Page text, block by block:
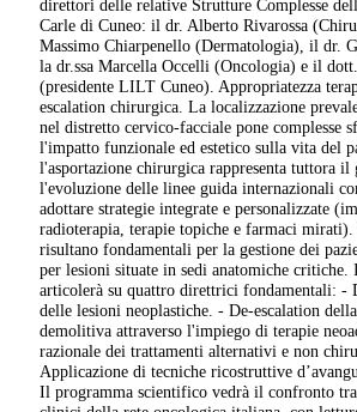
direttori delle relative Strutture Complesse
Carle di Cuneo: il dr. Alberto Rivarossa
Massimo Chiarpenello (Dermatologia), il dr.
la dr.ssa Marcella Occelli (Oncologia) e il
(presidente LILT Cuneo). Appropriatezza
escalation chirurgica. La localizzazione
nel distretto cervico-facciale pone complesse
l'impatto funzionale ed estetico sulla vita del
l'asportazione chirurgica rappresenta tuttora il
l'evoluzione delle linee guida internazionali
adottare strategie integrate e personalizzate
radioterapia, terapie topiche e farmaci
risultano fondamentali per la gestione dei
per lesioni situate in sedi anatomiche critiche.
articolerà su quattro direttrici fondamentali: -
delle lesioni neoplastiche. - De-escalation
demolitiva attraverso l'impiego di terapie
razionale dei trattamenti alternativi e non
Applicazione di tecniche ricostruttive
Il programma scientifico vedrà il confronto